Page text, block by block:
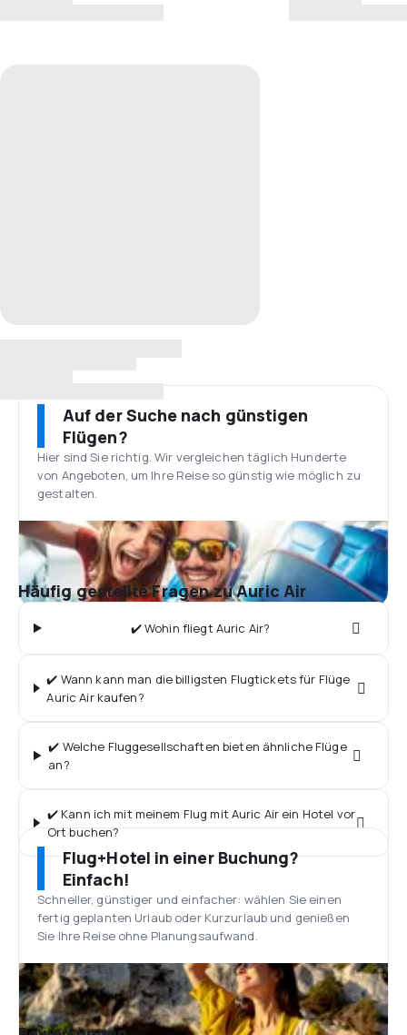
Auf der Suche nach günstigen
Flügen?
Hier sind Sie richtig. Wir vergleichen täglich Hunderte
von Angeboten, um Ihre Reise so günstig wie möglich zu
gestalten.
Häufig gestellte Fragen zu Auric Air
✔️ Wohin fliegt Auric Air?
✔️ Wann kann man die billigsten Flugtickets für Flüge
Auric Air kaufen?
✔️ Welche Fluggesellschaften bieten ähnliche Flüge
an?
✔️ Kann ich mit meinem Flug mit Auric Air ein Hotel vor
Ort buchen?
Flug+Hotel in einer Buchung?
Einfach!
Schneller, günstiger und einfacher: wählen Sie einen
fertig geplanten Urlaub oder Kurzurlaub und genießen
Sie Ihre Reise ohne Planungsaufwand.